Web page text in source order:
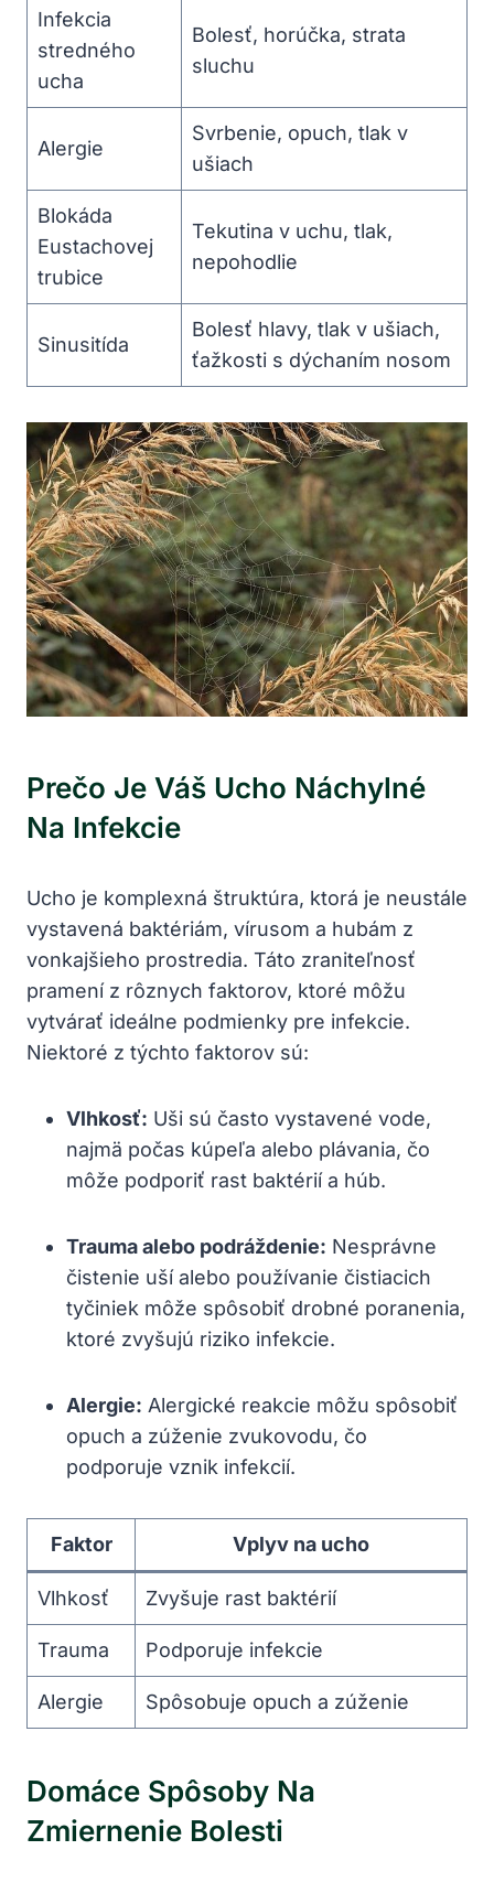
Infekcia
stredného
ucha
Bolesť, horúčka, strata
sluchu
Alergie
Svrbenie,‍ opuch, tlak v
ušiach
Blokáda‌
Eustachovej
trubice
Tekutina v uchu, tlak,‌
nepohodlie
Sinusitída
Bolesť ​hlavy, tlak v ušiach,
‍ťažkosti s ​dýchaním⁤ nosom
Prečo Je Váš Ucho Náchylné
Na Infekcie
Ucho je komplexná štruktúra, ktorá je neustále
vystavená baktériám, vírusom a hubám z⁤
vonkajšieho prostredia. Táto zraniteľnosť
pramení ⁣z rôznych faktorov, ktoré môžu ​
vytvárať‍ ideálne podmienky pre infekcie.
Niektoré z ⁤týchto faktorov sú:
Vlhkosť: Uši sú​ často⁣ vystavené vode,
najmä počas kúpeľa alebo‌ plávania,⁤ čo‌
môže podporiť​ rast baktérií ‌a húb.
Trauma alebo ​podráždenie: Nesprávne
čistenie uší alebo používanie čistiacich
⁢tyčiniek môže spôsobiť drobné‌ poranenia,
ktoré‍ zvyšujú riziko infekcie.
Alergie: ⁤Alergické reakcie môžu spôsobiť
opuch a ⁢zúženie zvukovodu, čo
podporuje ⁢vznik‌ infekcií.
Faktor Vplyv​ na ⁢ucho
Vlhkosť Zvyšuje rast baktérií
Trauma Podporuje ‌infekcie
Alergie Spôsobuje opuch⁢ a zúženie
Domáce Spôsoby Na
Zmiernenie Bolesti